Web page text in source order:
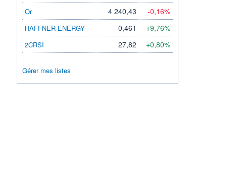
Or 4 240,43 -0,16%
HAFFNER ENERGY 0,461 +9,76%
2CRSI 27,82 +0,80%
Gérer mes listes